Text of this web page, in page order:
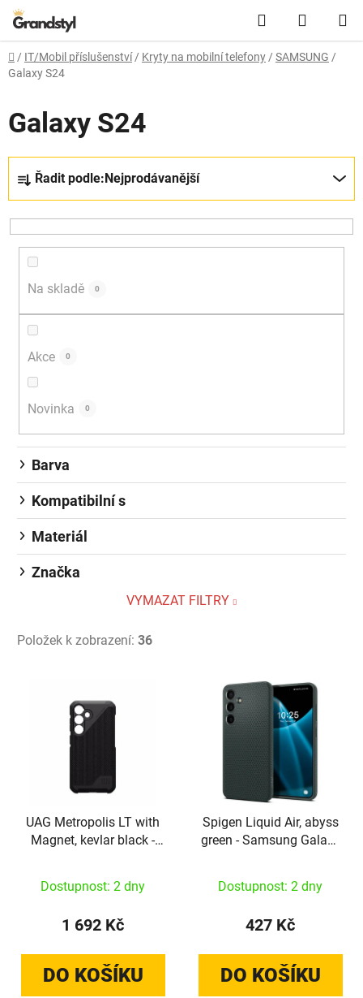
Přejít na obsah Hledat
Domů
/ IT/Mobil příslušenství / Kryty na mobilní telefony / SAMSUNG /
Galaxy S24
Galaxy S24
Řazení produktů
Řadit podle:Nejprodávanější
Na skladě 0
Akce 0
Novinka 0
Barva
Kompatibilní s
Materiál
Značka
VYMAZAT FILTRY
Položek k zobrazení: 36
UAG Metropolis LT with
Magnet, kevlar black -
Dostupnost: 2 dny
1 692 Kč
DO KOŠÍKU
Spigen Liquid Air, abyss
green - Samsung Galaxy
Dostupnost: 2 dny
427 Kč
DO KOŠÍKU